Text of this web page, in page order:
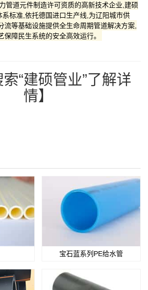
管道元件制造许可资质的高新技术企业,建硕
标准,依托德国进口生产线,为辽阳城市供
流等基础设施提供全生命周期管道解决方案,
保障民生系统的安全高效运行。
索“建硕管业”了解详
情】
宝石蓝系列PE给水管